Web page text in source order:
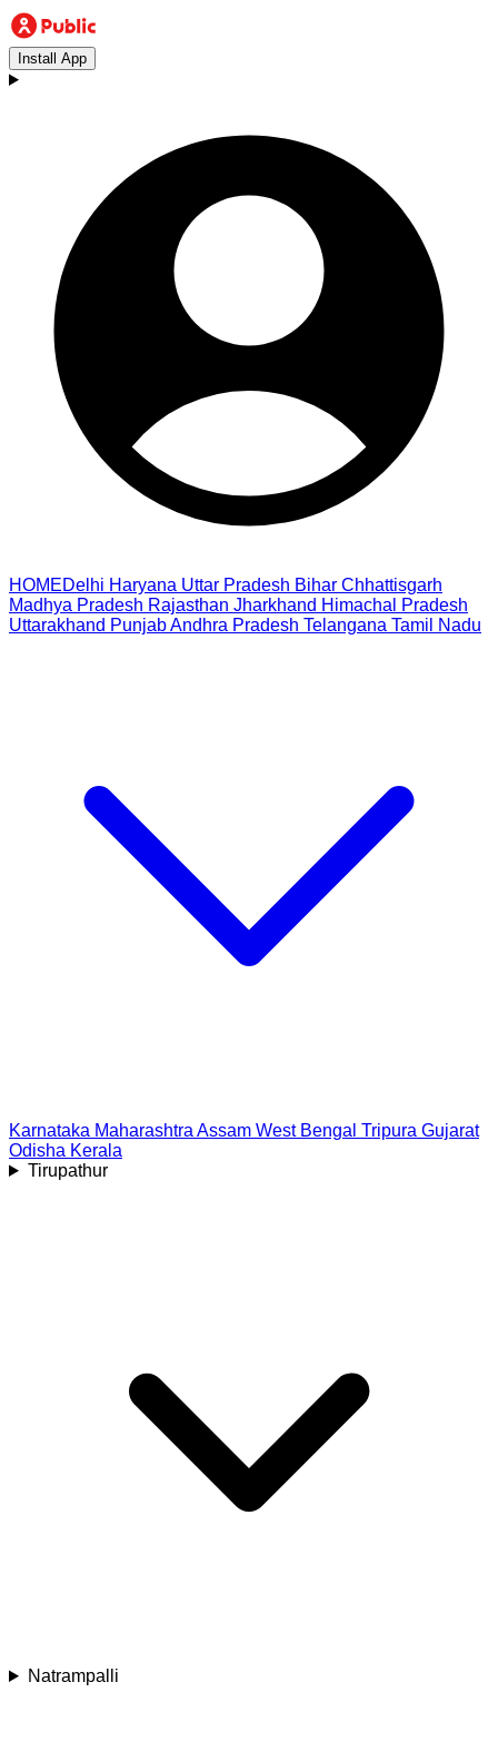
Install App
HOMEDelhi Haryana Uttar Pradesh Bihar Chhattisgarh
Madhya Pradesh Rajasthan Jharkhand Himachal Pradesh
Uttarakhand PunjabAndhra Pradesh Telangana Tamil Nadu
Karnataka Maharashtra Assam West Bengal Tripura Gujarat
Odisha Kerala
Tirupathur
Natrampalli